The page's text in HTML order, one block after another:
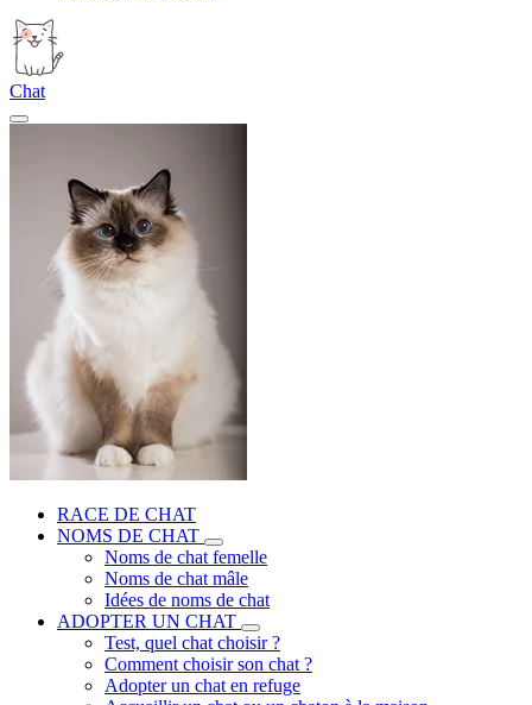
Chat
RACE DE CHAT
NOMS DE CHAT
Noms de chat femelle
Noms de chat mâle
Idées de noms de chat
ADOPTER UN CHAT
Test, quel chat choisir ?
Comment choisir son chat ?
Adopter un chat en refuge